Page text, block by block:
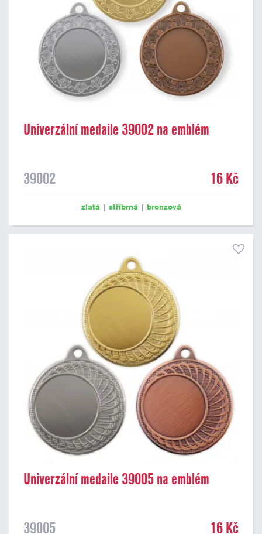
Univerzální medaile 39002 na emblém
39002 16 Kč
zlatá | stříbrná | bronzová
Univerzální medaile 39005 na emblém
39005 16 Kč